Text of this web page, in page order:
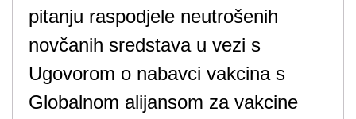
pitanju raspodjele neutrošenih
novčanih sredstava u vezi s
Ugovorom o nabavci vakcina s
Globalnom alijansom za vakcine